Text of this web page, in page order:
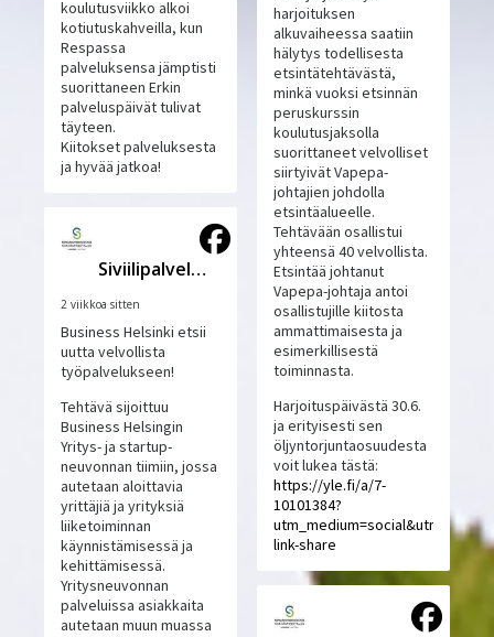
koulutusviikko alkoi
kotiutuskahveilla, kun
Respassa
palveluksensa jämptisti
suorittaneen Erkin
palveluspäivät tulivat
täyteen.
Kiitokset palveluksesta
ja hyvää jatkoa!
Siviilipalveluskeskus
2 viikkoa sitten
Business Helsinki etsii
uutta velvollista
työpalvelukseen!
Tehtävä sijoittuu
Business Helsingin
Yritys- ja startup-
neuvonnan tiimiin, jossa
autetaan aloittavia
yrittäjiä ja yrityksiä
liiketoiminnan
käynnistämisessä ja
kehittämisessä.
Yritysneuvonnan
palveluissa asiakkaita
autetaan muun muassa
harjoituksen
alkuvaiheessa saatiin
hälytys todellisesta
etsintätehtävästä,
minkä vuoksi etsinnän
peruskurssin
koulutusjaksolla
suorittaneet velvolliset
siirtyivät Vapepa-
johtajien johdolla
etsintäalueelle.
Tehtävään osallistui
yhteensä 40 velvollista.
Etsintää johtanut
Vapepa-johtaja antoi
osallistujille kiitosta
ammattimaisesta ja
esimerkillisestä
toiminnasta.
Harjoituspäivästä 30.6.
ja erityisesti sen
öljyntorjuntaosuudesta
voit lukea tästä:
https://yle.fi/a/7-
10101384?
link-share